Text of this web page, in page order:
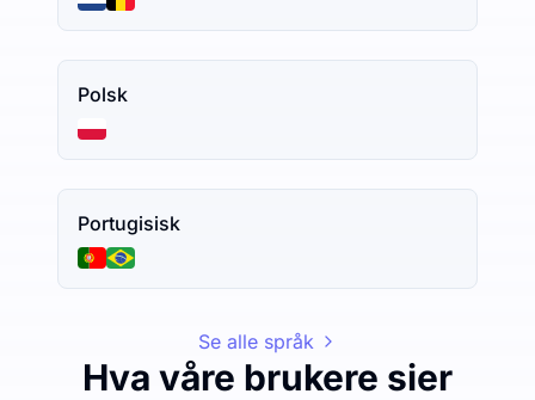
Polsk
Portugisisk
Se alle språk
Hva våre brukere sier